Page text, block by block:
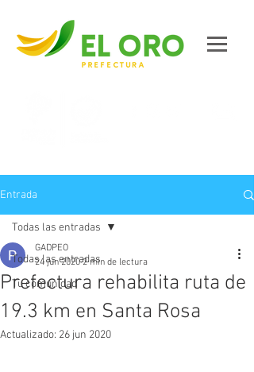
Entrada
Todas las entradas
Tu comunidad
Todas las entradas
Prefectura rehabilita ruta de
19.3 km en Santa Rosa
GADPEO
24 jun 2020 2 min de lectura
Actualizado: 26 jun 2020